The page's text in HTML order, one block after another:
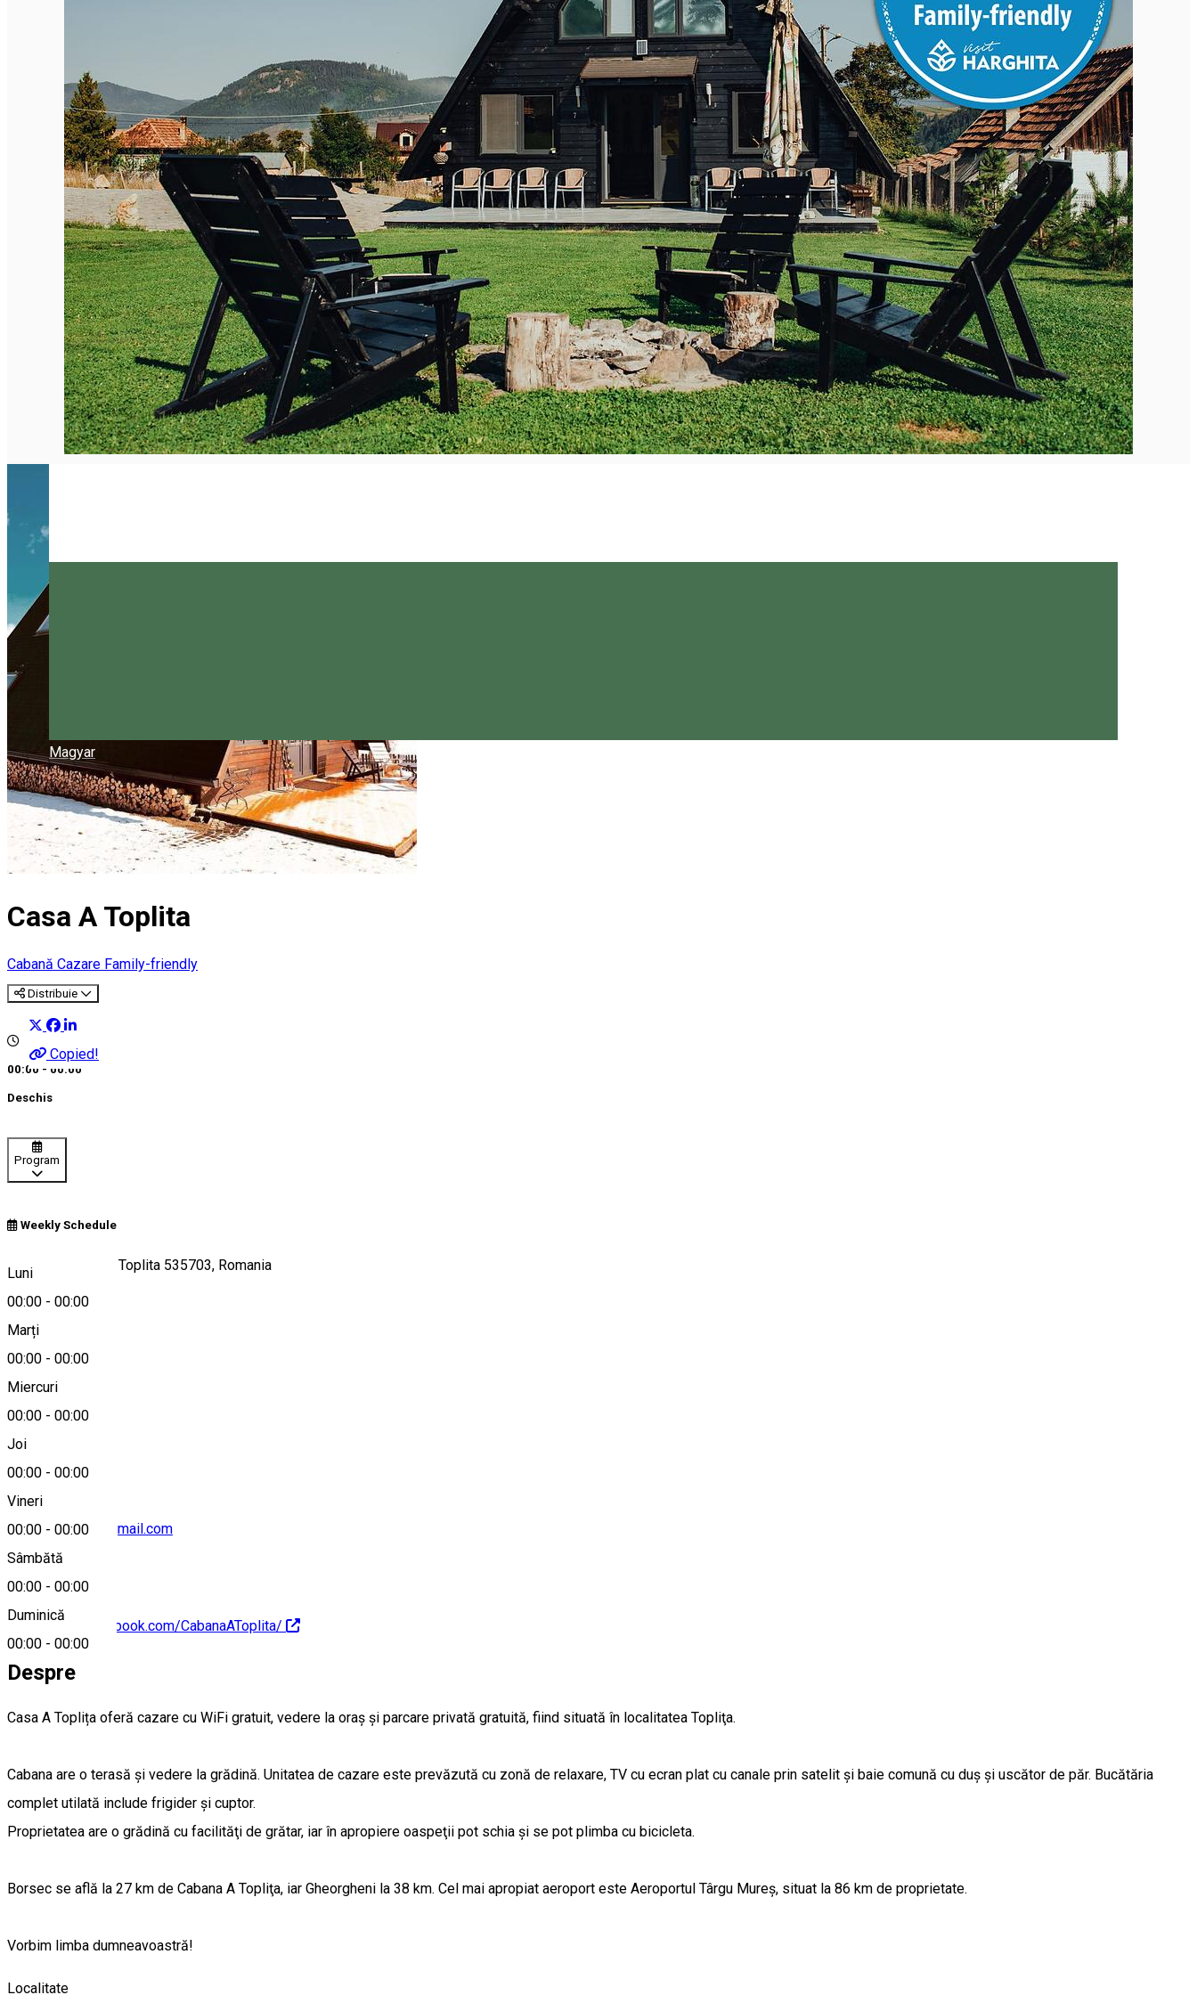
English
Magyar
Casa A Toplita
Cabană Cazare Family-friendly
Distribuie
Copied!
00:00 - 00:00
Deschis
Program
Weekly Schedule
Luni
00:00 - 00:00
Marți
00:00 - 00:00
Miercuri
00:00 - 00:00
Joi
00:00 - 00:00
Vineri
00:00 - 00:00
Sâmbătă
00:00 - 00:00
Duminică
00:00 - 00:00
Strada Bradului 7, Toplita 535703, Romania
Hartă
cabanaatoplita@gmail.com
https://www.facebook.com/CabanaAToplita/
Despre
Casa A Toplița oferă cazare cu WiFi gratuit, vedere la oraș și parcare privată gratuită, fiind situată în localitatea Topliţa.
Cabana are o terasă şi vedere la grădină. Unitatea de cazare este prevăzută cu zonă de relaxare, TV cu ecran plat cu canale prin satelit şi baie comună cu duş şi uscător de păr. Bucătăria
complet utilată include frigider şi cuptor.
Proprietatea are o grădină cu facilităţi de grătar, iar în apropiere oaspeţii pot schia şi se pot plimba cu bicicleta.
Borsec se află la 27 km de Cabana A Topliţa, iar Gheorgheni la 38 km. Cel mai apropiat aeroport este Aeroportul Târgu Mureș, situat la 86 km de proprietate.
Vorbim limba dumneavoastră!
Localitate